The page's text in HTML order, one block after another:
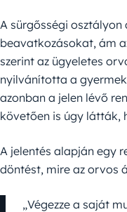
A sürgősségi
beavatkozásokat, ám
szerint az ügyeletes
nyilvánította a
azonban a jelen lévő
követően is úgy látták,
A jelentés alapján egy
döntést, mire az orvos
„Végezze a saját